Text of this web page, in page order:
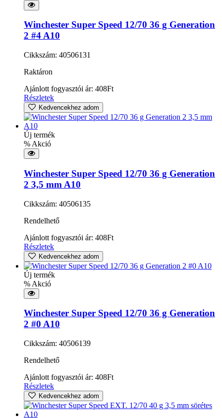
Winchester Super Speed 12/70 36 g Generation
2 #4 A10
Cikkszám: 40506131
Raktáron
Ajánlott fogyasztói ár: 408Ft
Részletek
Kedvencekhez adom
Új termék
% Akció
Winchester Super Speed 12/70 36 g Generation
2 3,5 mm A10
Cikkszám: 40506135
Rendelhető
Ajánlott fogyasztói ár: 408Ft
Részletek
Kedvencekhez adom
Új termék
% Akció
Winchester Super Speed 12/70 36 g Generation
2 #0 A10
Cikkszám: 40506139
Rendelhető
Ajánlott fogyasztói ár: 408Ft
Részletek
Kedvencekhez adom